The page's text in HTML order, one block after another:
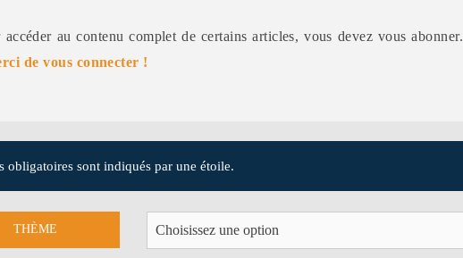
accéder au contenu complet de certains articles, vous devez vous abonner.
de vous connecter !
obligatoires sont indiqués par une étoile.
THÈME